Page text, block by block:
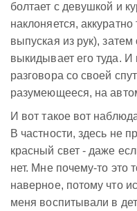
болтает с девушкой и
наклоняется,
выпуская из рук), затем
выкидывает его туда.
разговора со своей
разумеющееся, на
И вот такое вот
В частности, здесь не
красный свет - даже
нет. Мне почему-то это
наверное, потому что
меня воспитывали в